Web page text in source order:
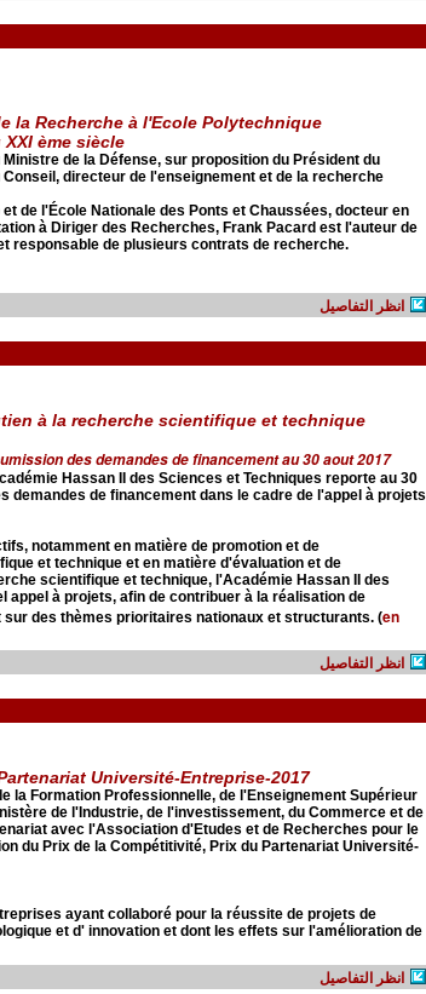
la Recherche à l'Ecole Polytechnique
ème siècle
de la Défense, sur proposition du Président du
directeur de l'enseignement et de la recherche
de l'École Nationale des Ponts et Chaussées, docteur en
à Diriger des Recherches, Frank Pacard est l'auteur de
responsable de plusieurs contrats de recherche.
انظر التفاصيل
à la recherche scientifique et technique
des demandes de financement au 30 aout 2017
Hassan II des Sciences et Techniques reporte au 30
demandes de financement dans le cadre de l'appel à projets
notamment en matière de promotion et de
et technique et en matière d'évaluation et de
scientifique et technique, l'Académie Hassan II des
appel à projets, afin de contribuer à la réalisation de
des thèmes prioritaires nationaux et structurants. (en
انظر التفاصيل
Université-Entreprise-2017
la Formation Professionnelle, de l'Enseignement Supérieur
de l'Industrie, de l'investissement, du Commerce et de
avec l'Association d'Etudes et de Recherches pour le
du Prix de la Compétitivité, Prix du Partenariat Université-
ayant collaboré pour la réussite de projets de
et d' innovation et dont les effets sur l'amélioration de
انظر التفاصيل